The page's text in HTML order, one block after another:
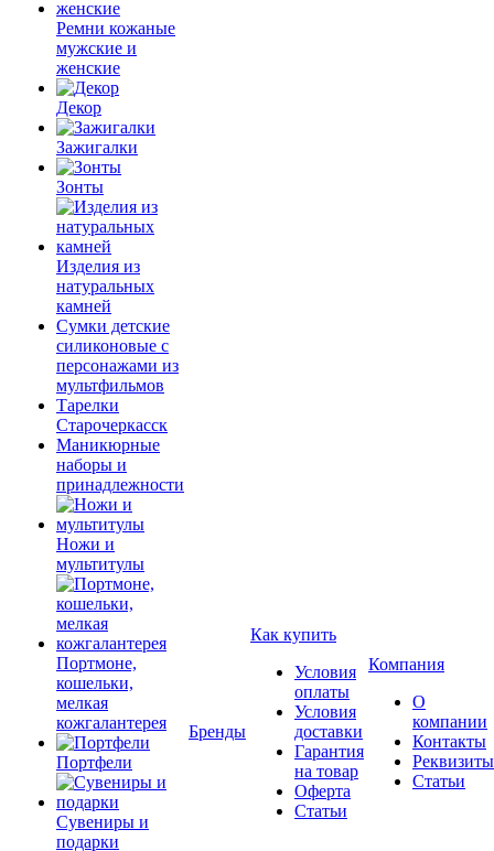
Ремни кожаные
мужские и
женские
Декор
Зажигалки
Зонты
Изделия из
натуральных
камней
Сумки детские
силиконовые с
персонажами из
мультфильмов
Тарелки
Старочеркасск
Маникюрные
наборы и
принадлежности
Ножи и
мультитулы
Портмоне,
кошельки,
мелкая
кожгалантерея
Портфели
Сувениры и
подарки
Бренды
Как купить
Условия
оплаты
Условия
доставки
Гарантия
на товар
Оферта
Статьи
Компания
О
компании
Контакты
Реквизиты
Статьи